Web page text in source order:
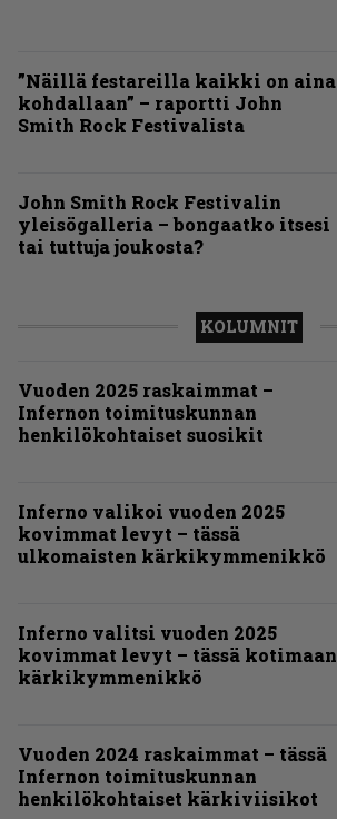
”Näillä festareilla kaikki on aina
kohdallaan” – raportti John
Smith Rock Festivalista
John Smith Rock Festivalin
yleisögalleria – bongaatko itsesi
tai tuttuja joukosta?
KOLUMNIT
Vuoden 2025 raskaimmat –
Infernon toimituskunnan
henkilökohtaiset suosikit
Inferno valikoi vuoden 2025
kovimmat levyt – tässä
ulkomaisten kärkikymmenikkö
Inferno valitsi vuoden 2025
kovimmat levyt – tässä kotimaan
kärkikymmenikkö
Vuoden 2024 raskaimmat – tässä
Infernon toimituskunnan
henkilökohtaiset kärkiviisikot